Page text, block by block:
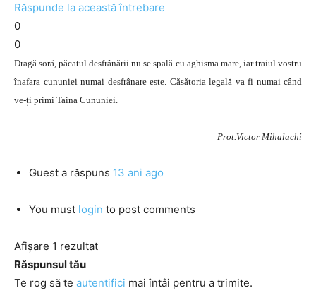
Răspunde la această întrebare
0
0
Dragă soră, păcatul desfrânării nu se spală cu aghisma mare, iar traiul vostru
înafara cununiei numai desfrânare este. Căsătoria legală va fi numai când
ve-ți primi Taina Cununiei.
Prot.Victor Mihalachi
Guest a răspuns 13 ani ago
You must login to post comments
Afișare 1 rezultat
Răspunsul tău
Te rog să te autentifici mai întâi pentru a trimite.